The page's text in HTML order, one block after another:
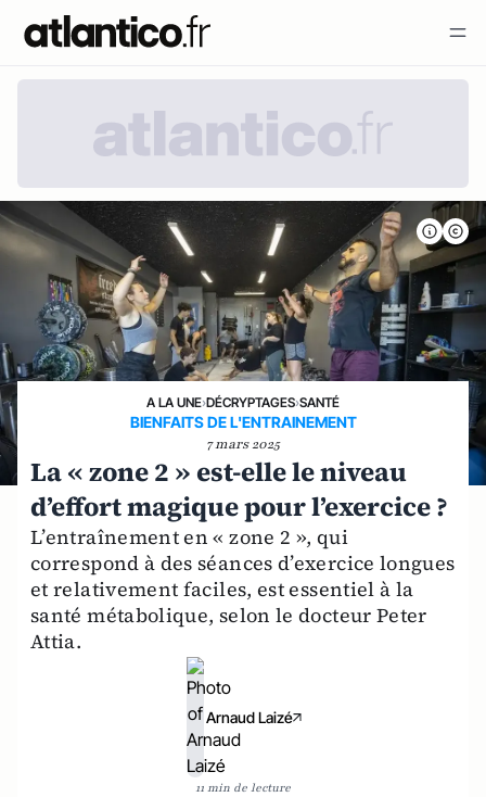
A LA UNE›DÉCRYPTAGES›SANTÉ
BIENFAITS DE L'ENTRAINEMENT
7 mars 2025
La « zone 2 » est-elle le niveau
d’effort magique pour l’exercice ?
L’entraînement en « zone 2 », qui
correspond à des séances d’exercice longues
et relativement faciles, est essentiel à la
santé métabolique, selon le docteur Peter
Attia.
Arnaud Laizé
11 min de lecture